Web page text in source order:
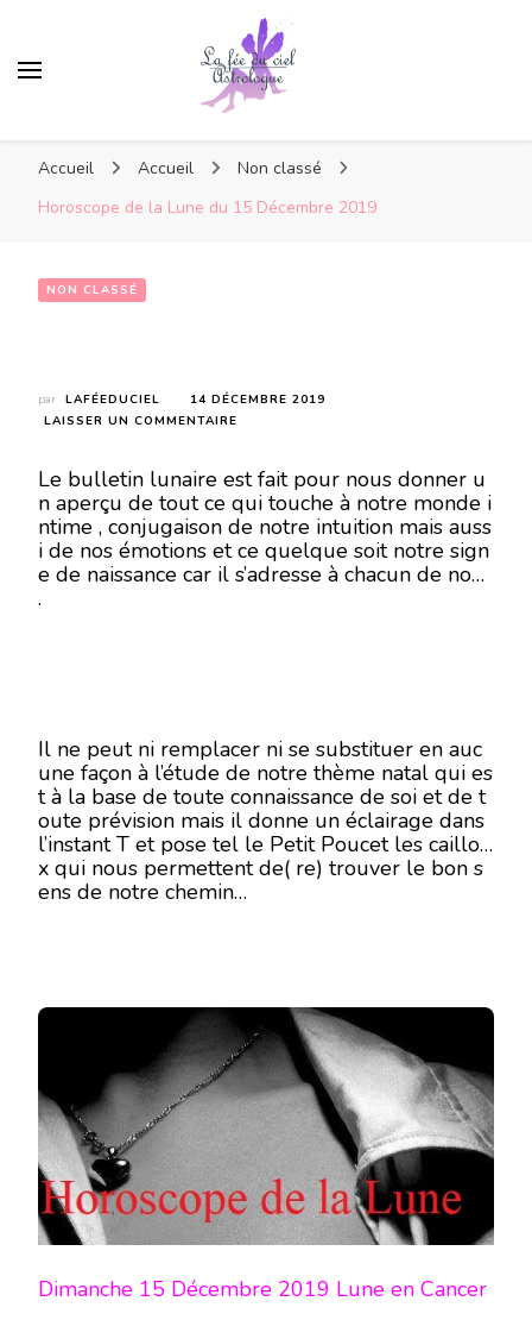
Accueil Accueil
Non classé
Horoscope de la Lune du 15 Décembre 2019
NON CLASSÉ
par LAFÉEDUCIEL
14 DÉCEMBRE 2019
LAISSER UN COMMENTAIRE
LA
LUNE
DU
15
DÉCEMBRE
Le bulletin lunaire est fait pour nous donner u
n aperçu de tout ce qui touche à notre monde i
ntime , conjugaison de notre intuition mais auss
i de nos émotions et ce quelque soit notre sign
e de naissance car il s’adresse à chacun de nous
.
Il ne peut ni remplacer ni se substituer en auc
une façon à l’étude de notre thème natal qui es
t à la base de toute connaissance de soi et de t
oute prévision mais il donne un éclairage dans
l’instant T et pose tel le Petit Poucet les caillou
x qui nous permettent de( re) trouver le bon s
ens de notre chemin…
Dimanche 15 Décembre 2019 Lune en Cancer